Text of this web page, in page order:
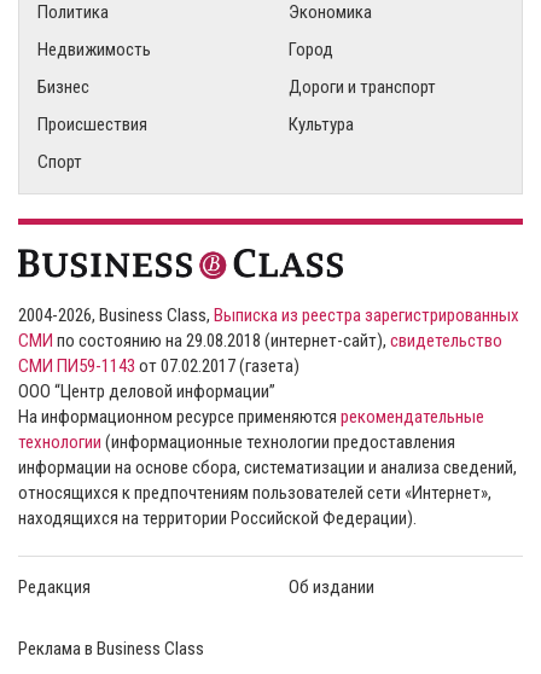
Политика
Экономика
Недвижимость
Город
Бизнес
Дороги и транспорт
Происшествия
Культура
Спорт
2004-2026, Business Class, Выписка из реестра зарегистрированных
СМИ по состоянию на 29.08.2018 (интернет-сайт), свидетельство
СМИ ПИ59-1143 от 07.02.2017 (газета)
ООО “Центр деловой информации”
На информационном ресурсе применяются рекомендательные
технологии (информационные технологии предоставления
информации на основе сбора, систематизации и анализа сведений,
относящихся к предпочтениям пользователей сети «Интернет»,
находящихся на территории Российской Федерации).
Редакция Об издании
Реклама в Business Class